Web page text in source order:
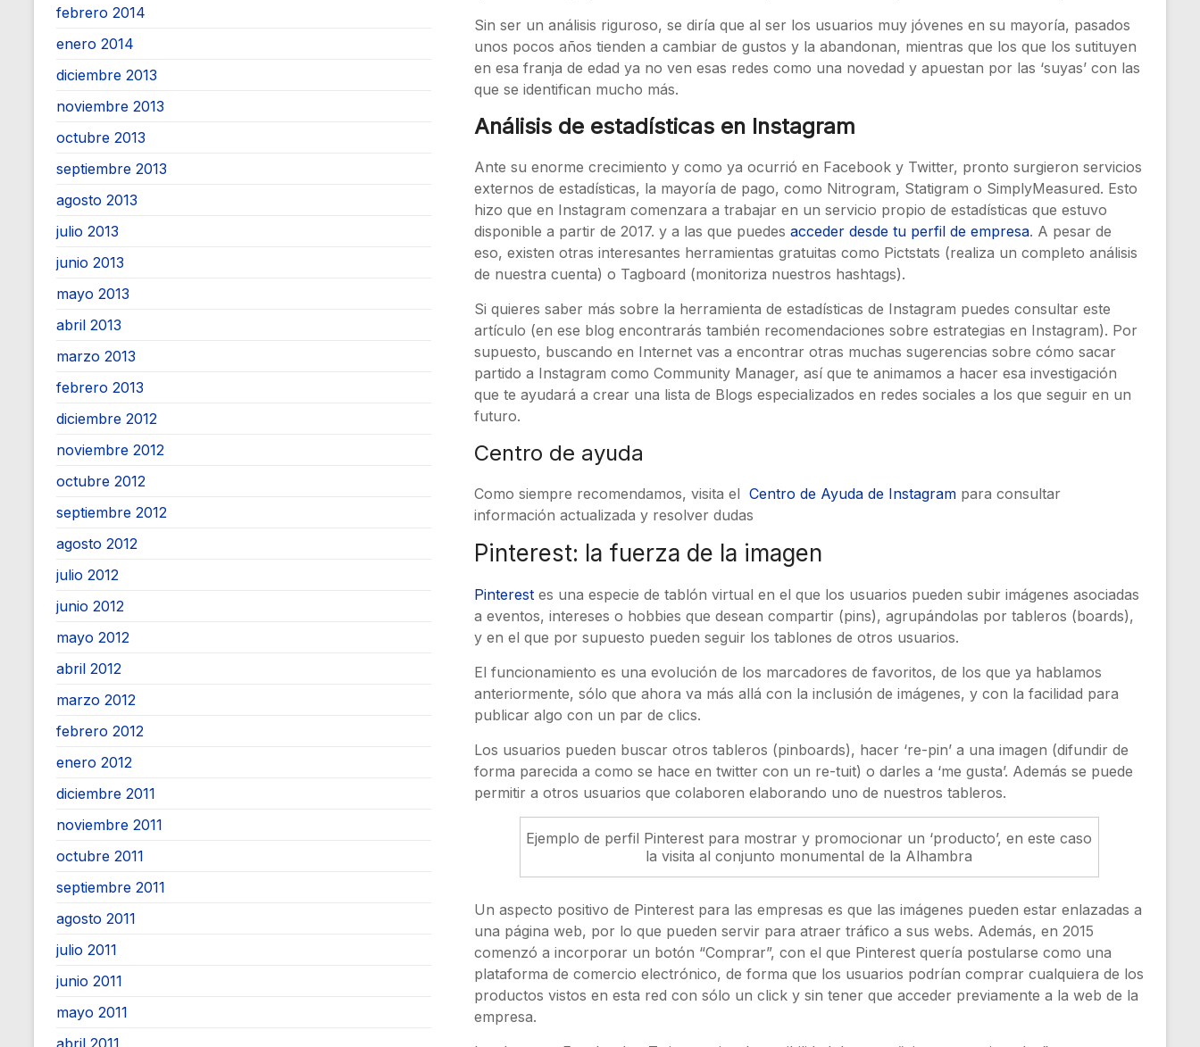
Sin ser un análisis riguroso, se diría que al ser los usuarios muy jóvenes en su mayoría, pasados
unos pocos años tienden a cambiar de gustos y la abandonan, mientras que los que los sutituyen
en esa franja de edad ya no ven esas redes como una novedad y apuestan por las ‘suyas’ con las
que se identifican mucho más.
Análisis de estadísticas en Instagram
Ante su enorme crecimiento y como ya ocurrió en Facebook y Twitter, pronto surgieron servicios
externos de estadísticas, la mayoría de pago, como Nitrogram, Statigram o SimplyMeasured. Esto
hizo que en Instagram comenzara a trabajar en un servicio propio de estadísticas que estuvo
disponible a partir de 2017. y a las que puedes acceder desde tu perfil de empresa. A pesar de
eso, existen otras interesantes herramientas gratuitas como Pictstats (realiza un completo análisis
de nuestra cuenta) o Tagboard (monitoriza nuestros hashtags).
Si quieres saber más sobre la herramienta de estadísticas de Instagram puedes consultar este
artículo (en ese blog encontrarás también recomendaciones sobre estrategias en Instagram). Por
supuesto, buscando en Internet vas a encontrar otras muchas sugerencias sobre cómo sacar
partido a Instagram como Community Manager, así que te animamos a hacer esa investigación
que te ayudará a crear una lista de Blogs especializados en redes sociales a los que seguir en un
futuro.
Centro de ayuda
Como siempre recomendamos, visita el Centro de Ayuda de Instagram para consultar
información actualizada y resolver dudas
Pinterest: la fuerza de la imagen
Pinterest es una especie de tablón virtual en el que los usuarios pueden subir imágenes asociadas
a eventos, intereses o hobbies que desean compartir (pins), agrupándolas por tableros (boards),
y en el que por supuesto pueden seguir los tablones de otros usuarios.
El funcionamiento es una evolución de los marcadores de favoritos, de los que ya hablamos
anteriormente, sólo que ahora va más allá con la inclusión de imágenes, y con la facilidad para
publicar algo con un par de clics.
Los usuarios pueden buscar otros tableros (pinboards), hacer ‘re-pin’ a una imagen (difundir de
forma parecida a como se hace en twitter con un re-tuit) o darles a ‘me gusta’. Además se puede
permitir a otros usuarios que colaboren elaborando uno de nuestros tableros.
Ejemplo de perfil Pinterest para mostrar y promocionar un ‘producto’, en este caso
la visita al conjunto monumental de la Alhambra
Un aspecto positivo de Pinterest para las empresas es que las imágenes pueden estar enlazadas a
una página web, por lo que pueden servir para atraer tráfico a sus webs. Además, en 2015
comenzó a incorporar un botón “Comprar”, con el que Pinterest quería postularse como una
plataforma de comercio electrónico, de forma que los usuarios podrían comprar cualquiera de los
productos vistos en esta red con sólo un click y sin tener que acceder previamente a la web de la
empresa.
febrero 2014
enero 2014
diciembre 2013
noviembre 2013
octubre 2013
septiembre 2013
agosto 2013
julio 2013
junio 2013
mayo 2013
abril 2013
marzo 2013
febrero 2013
diciembre 2012
noviembre 2012
octubre 2012
septiembre 2012
agosto 2012
julio 2012
junio 2012
mayo 2012
abril 2012
marzo 2012
febrero 2012
enero 2012
diciembre 2011
noviembre 2011
octubre 2011
septiembre 2011
agosto 2011
julio 2011
junio 2011
mayo 2011
abril 2011